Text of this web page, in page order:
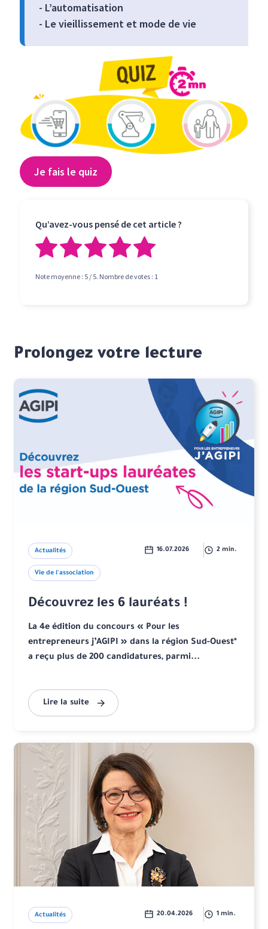
- L’automatisation
- Le vieillissement et mode de vie
Je fais le quiz
Qu’avez-vous pensé de cet article ?
Note moyenne : 5 / 5. Nombre de votes : 1
Prolongez votre lecture
Actualités
Vie de l'association
16.07.2026 2 min.
Découvrez les 6 lauréats !
La 4e édition du concours « Pour les
entrepreneurs j’AGIPI » dans la région Sud-Ouest*
a reçu plus de 200 candidatures, parmi...
Lire la suite
Actualités 20.04.2026 1 min.